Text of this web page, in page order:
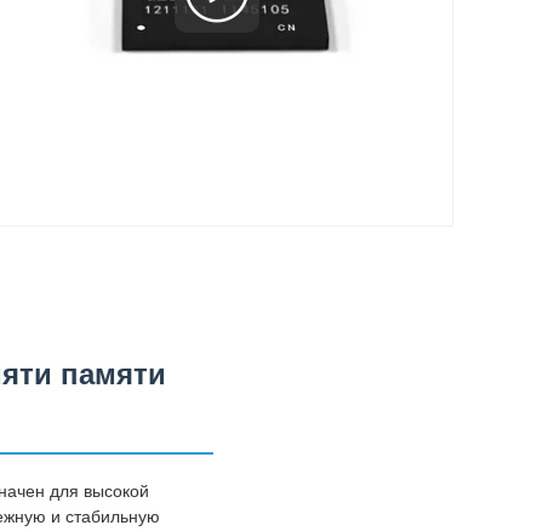
памяти
для высокой
и стабильную